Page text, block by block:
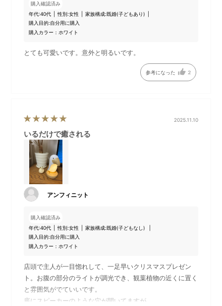
購入確認済み
年代:40代 性別:女性 家族構成:既婚(子どもあり)
購入目的:自分用に購入
購入カラー：ホワイト
とても可愛いです。意外と明るいです。
参考になった 2
2025.11.10
いるだけで癒される
アンフィニット
購入確認済み
年代:40代 性別:女性 家族構成:既婚(子どもなし)
購入目的:自分用に購入
購入カラー：ホワイト
店頭で主人が一目惚れして、一足早いクリスマスプレゼン
ト。お腹の部分のライトが調光でき、観葉植物の近くに置く
と雰囲気がでていいです。
底にスピーカーのような穴が開いてますが、